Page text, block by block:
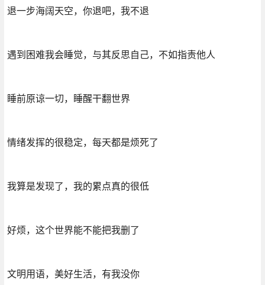
退一步海阔天空，你退吧，我不退
遇到困难我会睡觉，与其反思自己，不如指责他人
睡前原谅一切，睡醒干翻世界
情绪发挥的很稳定，每天都是烦死了
我算是发现了，我的累点真的很低
好烦，这个世界能不能把我删了
文明用语，美好生活，有我没你